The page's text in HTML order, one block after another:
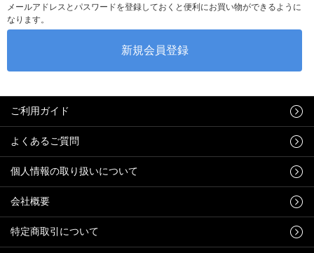
メールアドレスとパスワードを登録しておくと便利にお買い物ができるように
なります。
ご利用ガイド
よくあるご質問
個人情報の取り扱いについて
会社概要
特定商取引について